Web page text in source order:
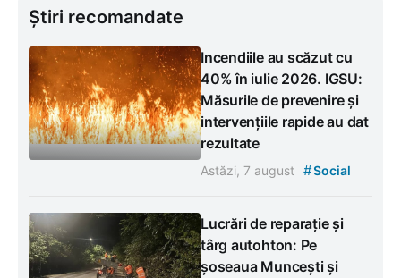
Știri recomandate
Incendiile au scăzut cu
40% în iulie 2026. IGSU:
Măsurile de prevenire și
intervențiile rapide au dat
rezultate
Astăzi, 7 august #Social
Lucrări de reparație și
târg autohton: Pe
șoseaua Muncești și